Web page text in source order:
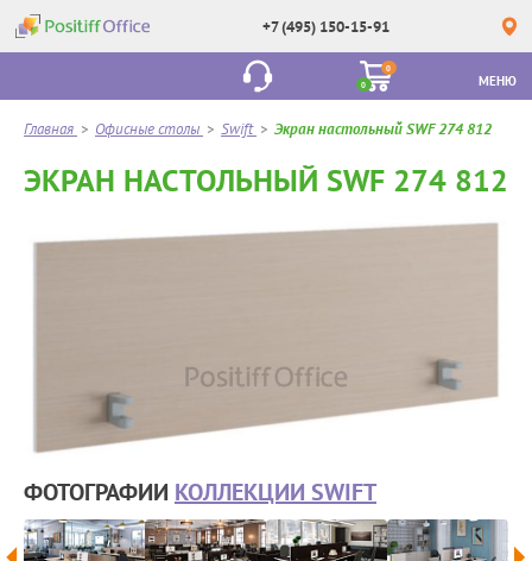
+7 (495) 150-15-91
0
0
МЕНЮ
Главная > Офисные столы > Swift > Экран настольный SWF 274 812
ЭКРАН НАСТОЛЬНЫЙ SWF 274 812
ФОТОГРАФИИ КОЛЛЕКЦИИ SWIFT